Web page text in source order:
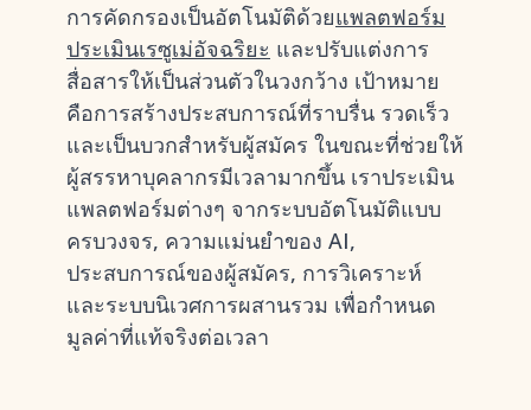
การคัดกรองเป็นอัตโนมัติด้วยแพลตฟอร์ม
ประเมินเรซูเม่อัจฉริยะ และปรับแต่งการ
สื่อสารให้เป็นส่วนตัวในวงกว้าง เป้าหมาย
คือการสร้างประสบการณ์ที่ราบรื่น รวดเร็ว
และเป็นบวกสำหรับผู้สมัคร ในขณะที่ช่วยให้
ผู้สรรหาบุคลากรมีเวลามากขึ้น เราประเมิน
แพลตฟอร์มต่างๆ จากระบบอัตโนมัติแบบ
ครบวงจร, ความแม่นยำของ AI,
ประสบการณ์ของผู้สมัคร, การวิเคราะห์
และระบบนิเวศการผสานรวม เพื่อกำหนด
มูลค่าที่แท้จริงต่อเวลา